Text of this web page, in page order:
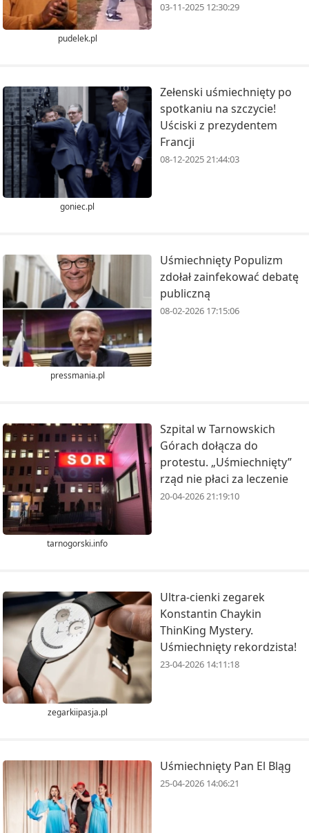
pudelek.pl
03-11-2025 12:30:29
goniec.pl
Zełenski uśmiechnięty po
spotkaniu na szczycie!
Uściski z prezydentem
Francji
08-12-2025 21:44:03
pressmania.pl
Uśmiechnięty Populizm
zdołał zainfekować debatę
publiczną
08-02-2026 17:15:06
tarnogorski.info
Szpital w Tarnowskich
Górach dołącza do
protestu. „Uśmiechnięty”
rząd nie płaci za leczenie
20-04-2026 21:19:10
zegarkiipasja.pl
Ultra-cienki zegarek
Konstantin Chaykin
ThinKing Mystery.
Uśmiechnięty rekordzista!
23-04-2026 14:11:18
Uśmiechnięty Pan El Bląg
25-04-2026 14:06:21